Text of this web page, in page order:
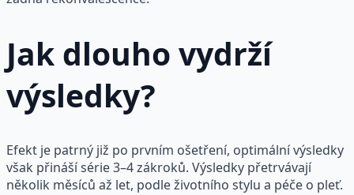
Jak dlouho vydrží
výsledky?
Efekt je patrný již po prvním ošetření, optimální výsledky
však přináší série 3–4 zákroků. Výsledky přetrvávají
několik měsíců až let, podle životního stylu a péče o pleť.